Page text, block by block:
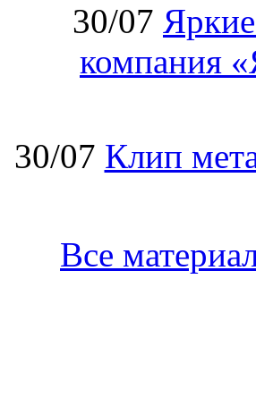
30/07
компания
30/07 Клип
Все